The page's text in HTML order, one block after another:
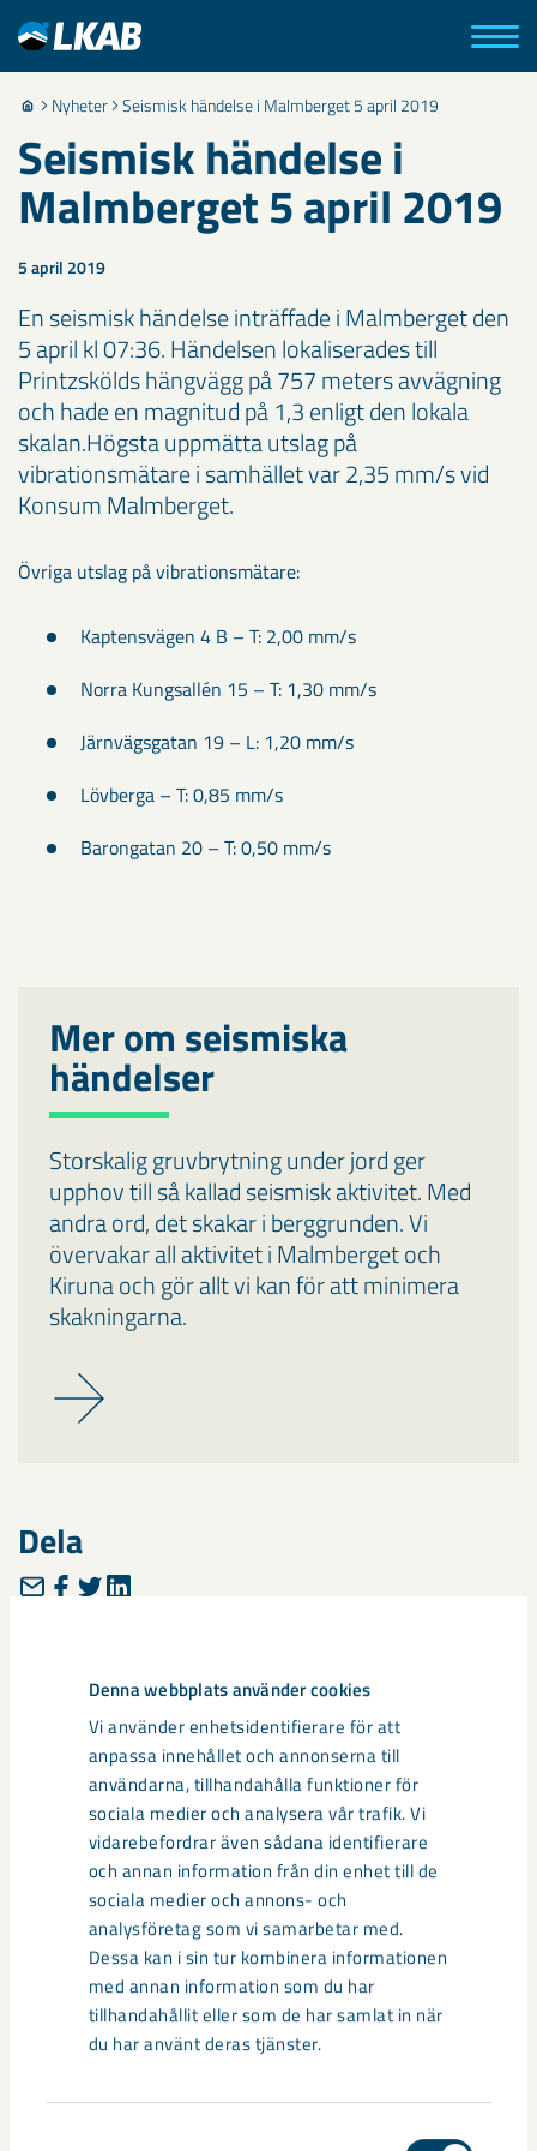
Denna webbplats använder cookies
Vi använder enhetsidentifierare för att
anpassa innehållet och annonserna till
användarna, tillhandahålla funktioner för
sociala medier och analysera vår trafik. Vi
vidarebefordrar även sådana identifierare
och annan information från din enhet till de
sociala medier och annons- och
analysföretag som vi samarbetar med.
Dessa kan i sin tur kombinera informationen
med annan information som du har
tillhandahållit eller som de har samlat in när
du har använt deras tjänster.
Nyheter Seismisk händelse i Malmberget 5 april 2019
Seismisk händelse i
Malmberget 5 april 2019
5 april 2019
En seismisk händelse inträffade i Malmberget den
5 april kl 07:36. Händelsen lokaliserades till
Printzskölds hängvägg på 757 meters avvägning
och hade en magnitud på 1,3 enligt den lokala
skalan. ​Högsta uppmätta utslag på
vibrationsmätare i samhället var 2,35 mm/s vid
Konsum Malmberget.
Övriga utslag på vibrationsmätare:
Kaptensvägen 4 B – T: 2,00 mm/s
Norra Kungsallén 15 – T: 1,30 mm/s
Järnvägsgatan 19 – L: 1,20 mm/s
Lövberga – T: 0,85 mm/s
Barongatan 20 – T: 0,50 mm/s
Mer om seismiska
händelser
Storskalig gruvbrytning under jord ger
upphov till så kallad seismisk aktivitet. Med
andra ord, det skakar i berggrunden. Vi
övervakar all aktivitet i Malmberget och
Kiruna och gör allt vi kan för att minimera
skakningarna.
Dela
Malmberget seismik
Relaterat innehåll